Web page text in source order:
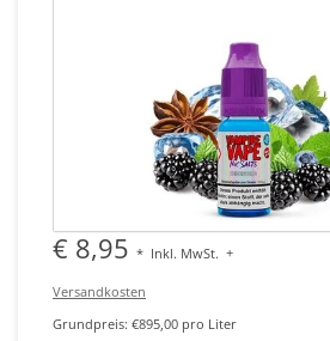
€ 8,95 * Inkl. MwSt. +
Versandkosten
Grundpreis: €895,00 pro Liter